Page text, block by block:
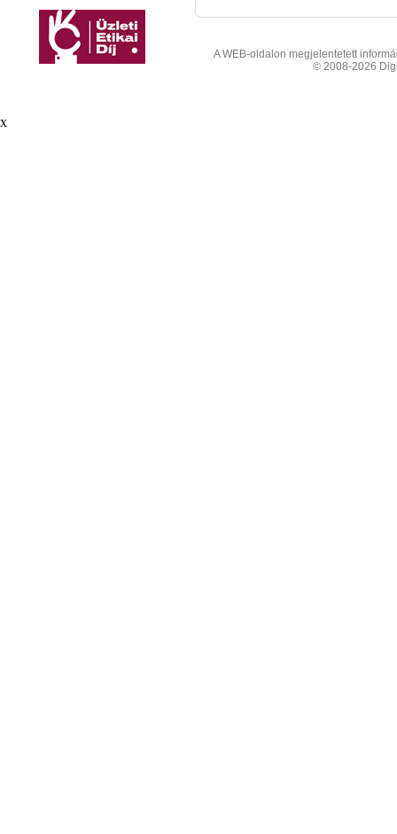
A WEB-oldalon megjelentetett
© 2008-2026
x